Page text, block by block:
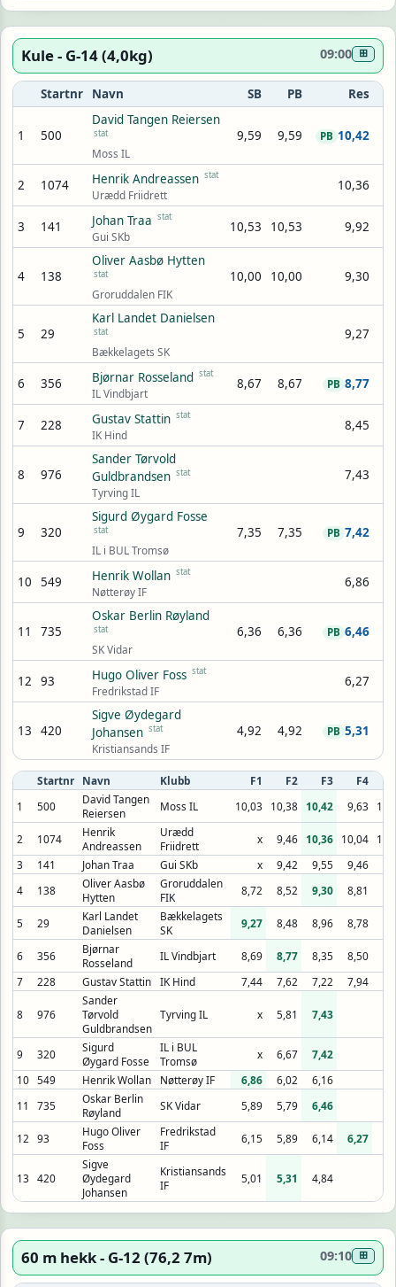
Kule - G-14 (4,0kg) 09:00 ⊞
Startnr Navn SB PB Res
1 500
David Tangen Reiersen
stat
Moss IL
9,59 9,59 10,42
PB
2 1074 Henrik Andreassen stat
Urædd Friidrett
10,36
3 141 Johan Traa stat
Gui SKb
10,53 10,53 9,92
4 138
Oliver Aasbø Hytten
stat
Groruddalen FIK
10,00 10,00 9,30
5 29
Karl Landet Danielsen
stat
Bækkelagets SK
9,27
6 356 Bjørnar Rosseland stat
IL Vindbjart
8,67 8,67 8,77
PB
7 228 Gustav Stattin stat
IK Hind
8,45
8 976
Sander Tørvold
Guldbrandsen stat
Tyrving IL
7,43
9 320
Sigurd Øygard Fosse
stat
IL i BUL Tromsø
7,35 7,35 7,42
PB
10 549 Henrik Wollan stat
Nøtterøy IF
6,86
11 735
Oskar Berlin Røyland
stat
SK Vidar
6,36 6,36 6,46
PB
12 93 Hugo Oliver Foss stat
Fredrikstad IF
6,27
13 420
Sigve Øydegard
Johansen stat
Kristiansands IF
4,92 4,92 5,31
PB
Startnr Navn Klubb F1 F2 F3 F4
1
500
David Tangen
Reiersen
Moss IL 10,03 10,38 10,42 9,63
2 1074
Henrik
Andreassen
Urædd
Friidrett
x 9,46 10,36 10,04
3
141 Johan Traa Gui SKb x 9,42 9,55
9,46
4
138
Oliver Aasbø
Hytten
Groruddalen
FIK
8,72 8,52 9,30 8,81
5 29
Karl Landet
Danielsen
Bækkelagets
SK
9,27 8,48 8,96 8,78
6 356
Bjørnar
Rosseland
IL Vindbjart 8,69 8,77 8,35 8,50
7
228 Gustav Stattin IK Hind 7,44 7,62 7,22 7,94
8 976
Sander
Tørvold
Guldbrandsen
Tyrving IL x 5,81 7,43
9 320
Sigurd
Øygard Fosse
IL i BUL
Tromsø
x 6,67
7,42
10 549 Henrik Wollan Nøtterøy IF 6,86 6,02
6,16
11
735
Oskar Berlin
Røyland
SK Vidar 5,89 5,79 6,46
12 93
Hugo Oliver
Foss
Fredrikstad
IF
6,15 5,89 6,14 6,27
13 420
Sigve
Øydegard
Johansen
Kristiansands
IF
5,01 5,31 4,84
60 m hekk - G-12 (76,2 7m) 09:10 ⊞